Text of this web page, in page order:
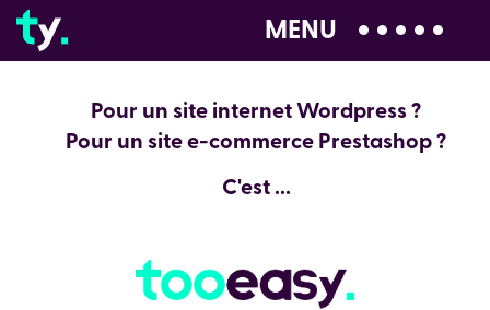
04 28 99 00 80
MENU
Pour un site internet Wordpress ?
Pour un site e-commerce Prestashop ?
C'est ...